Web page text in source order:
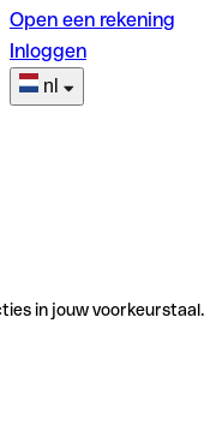
Open een rekening
Inloggen
nl
in jouw voorkeurstaal.